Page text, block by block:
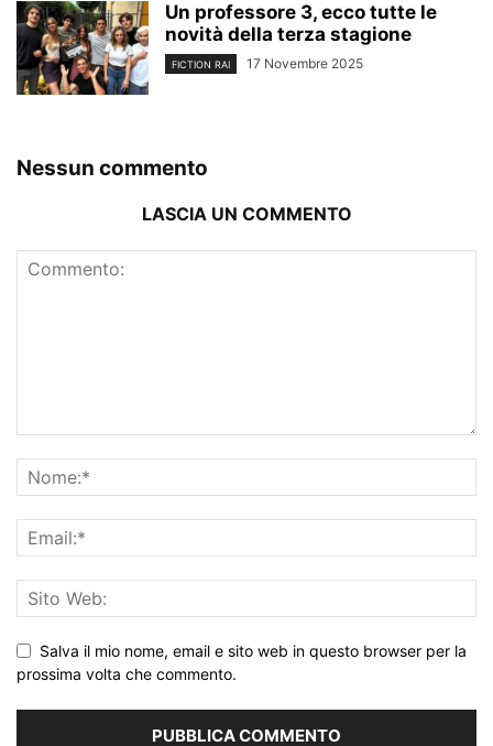
Un professore 3, ecco tutte le
novità della terza stagione
FICTION RAI 17 Novembre 2025
Nessun commento
LASCIA UN COMMENTO
Salva il mio nome, email e sito web in questo browser per la
prossima volta che commento.